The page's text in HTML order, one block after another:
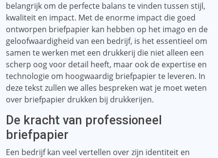
belangrijk om de perfecte balans te vinden tussen stijl,
kwaliteit en impact. Met de enorme impact die goed
ontworpen briefpapier kan hebben op het imago en de
geloofwaardigheid van een bedrijf, is het essentieel om
samen te werken met een drukkerij die niet alleen een
scherp oog voor detail heeft, maar ook de expertise en
technologie om hoogwaardig briefpapier te leveren. In
deze tekst zullen we alles bespreken wat je moet weten
over briefpapier drukken bij drukkerijen.
De kracht van professioneel
briefpapier
Een bedrijf kan veel vertellen over zijn identiteit en